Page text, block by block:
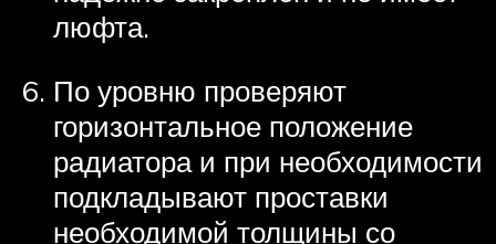
люфта.
По уровню проверяют
горизонтальное положение
радиатора и при необходимости
подкладывают проставки
необходимой толщины со